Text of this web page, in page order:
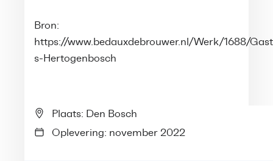
Bron:
https://www.bedauxdebrouwer.nl/Werk/1688/
s-Hertogenbosch
Plaats: Den Bosch
Oplevering: november 2022